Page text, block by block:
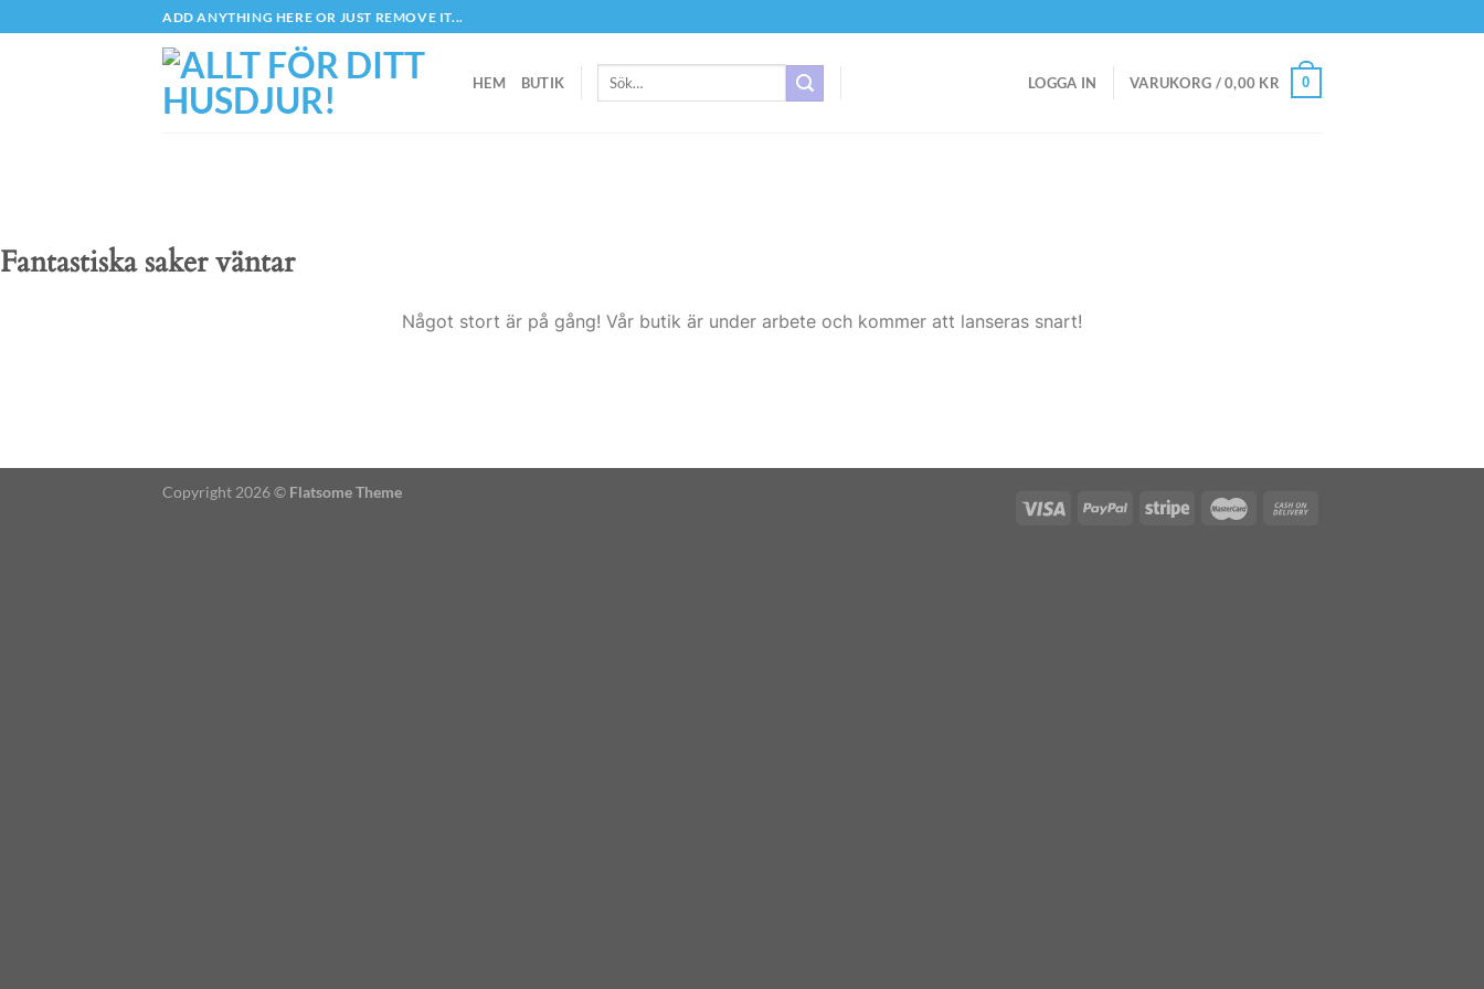
to
ADD ANYTHING HERE OR JUST REMOVE IT...
HEM BUTIK
Sök
LOGGA IN VARUKORG /0,00 KR 0
Fantastiska saker väntar
Något stort är på gång! Vår butik är under arbete och kommer att lanseras snart!
Copyright 2026 © Flatsome Theme